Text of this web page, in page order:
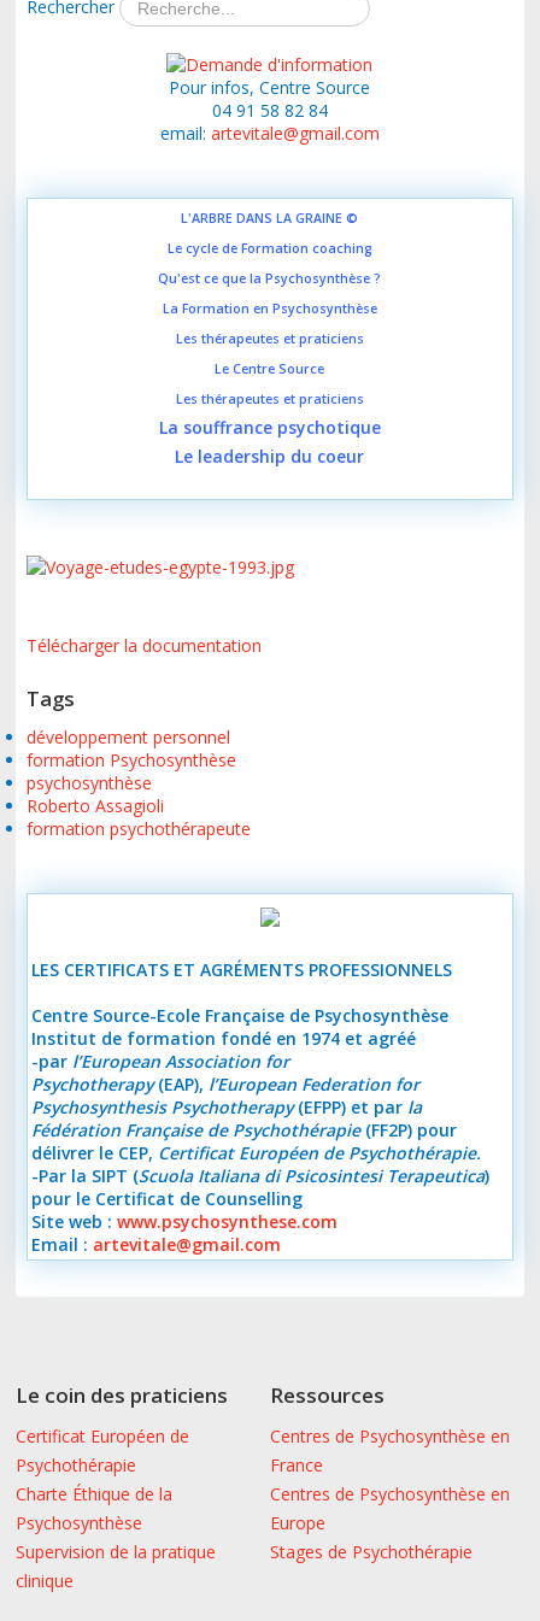
Rechercher
Pour infos, Centre Source
04 91 58 82 84
email: artevitale@gmail.com
L'ARBRE DANS LA GRAINE ©
Le cycle de Formation coaching
Qu'est ce que la Psychosynthèse ?
La Formation en Psychosynthèse
Les thérapeutes et praticiens
Le Centre Source
Les thérapeutes et praticiens
La souffrance psychotique
Le leadership du coeur
Télécharger la documentation
Tags
développement personnel
formation Psychosynthèse
psychosynthèse
Roberto Assagioli
formation psychothérapeute
LES CERTIFICATS ET AGRÉMENTS PROFESSIONNELS
Centre Source-Ecole Française de Psychosynthèse
Institut de formation fondé en 1974 et agréé
-par l’European Association for
Psychotherapy(EAP), l’European Federation for
Psychosynthesis Psychotherapy(EFPP) et par la
Fédération Française de Psychothérapie(FF2P) pour
délivrer le CEP, Certificat Européen de Psychothérapie.
-Par la SIPT (Scuola Italiana di Psicosintesi Terapeutica)
pour le Certificat de Counselling
Site web : www.psychosynthese.com
Email : artevitale@gmail.com
Le coin des praticiens
Certificat Européen de
Psychothérapie
Charte Éthique de la
Psychosynthèse
Supervision de la pratique
clinique
Ressources
Centres de Psychosynthèse en
France
Centres de Psychosynthèse en
Europe
Stages de Psychothérapie